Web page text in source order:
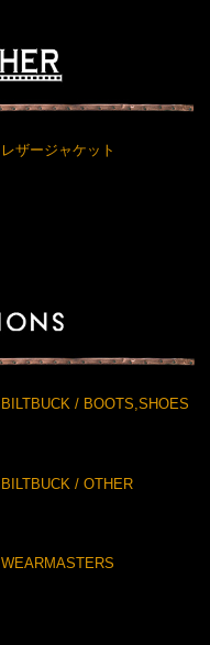
レザージャケット
BILTBUCK / BOOTS,SHOES
BILTBUCK / OTHER
WEARMASTERS